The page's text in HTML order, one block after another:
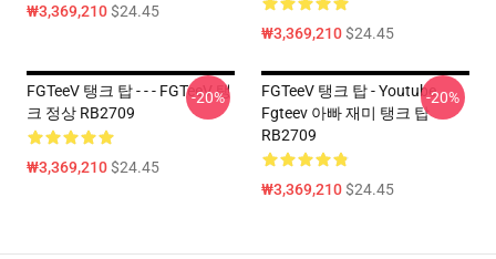
₩3,369,210$24.45
₩3,369,210$24.45
FGTeeV 탱크 탑 - - - FGTeeV 탱
크 정상 RB2709
₩3,369,210$24.45
-20%
FGTeeV 탱크 탑 - Youtube
Fgteev 아빠 재미 탱크 탑
RB2709
₩3,369,210$24.45
-20%